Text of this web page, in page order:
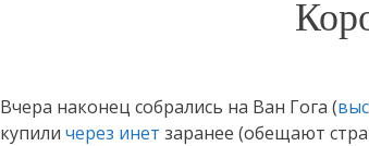
Вчера наконец собрались на Ван Гога (
купили через инет заранее (обещают